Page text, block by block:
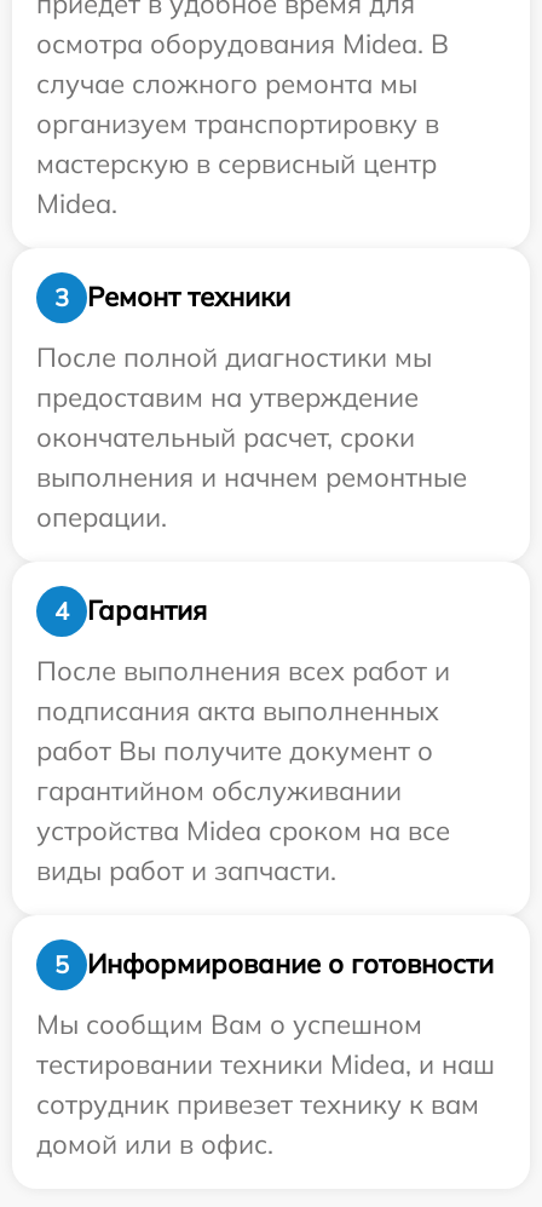
осмотра оборудования Midea. В
случае сложного ремонта мы
организуем транспортировку в
мастерскую в сервисный центр
Midea.
3
Ремонт техники
После полной диагностики мы
предоставим на утверждение
окончательный расчет, сроки
выполнения и начнем ремонтные
операции.
4
Гарантия
После выполнения всех работ и
подписания акта выполненных
работ Вы получите документ о
гарантийном обслуживании
устройства Midea сроком на все
виды работ и запчасти.
5
Информирование о готовности
Мы сообщим Вам о успешном
тестировании техники Midea, и наш
сотрудник привезет технику к вам
домой или в офис.